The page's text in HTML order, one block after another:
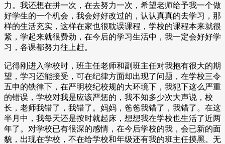
力。我还想在拼一次，在去努力一次，希望老师给予我一个做
好学生的一个机会，我会好好改过的，认认真真的去学习，那
样的生活充实，这样在家也很耽误课程，学校的课程本来就很
紧，学起来就很费劲，在今后的学习生活中，我一定会好好学
习，各课都努力往上赶。
记得刚进入学校时，班主任老师和副班主任对我抱有很大的期
望，学习还能接受，可在纪律方面却出现了问题，在学校三令
五申的铁律下，在严明校纪校规的大环境下，我犯下这么严重
的错误，学校对我是应该严惩的，我不知多少次大声说，校
长，老师我错了，我错了。妈妈，爸爸我错了，我错了。在这
半月中，我每天还是按时就起床，想想我在学校也生活了近两
年了。对学校已有很深的感情，在今后学校的我，会已新的面
貌，出现在学校，不在给学校和年级还有我的班主任摸黑。无